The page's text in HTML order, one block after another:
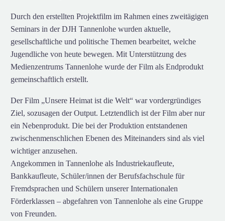
Durch den erstellten Projektfilm im Rahmen eines zweitägigen
Seminars in der DJH Tannenlohe wurden aktuelle,
gesellschaftliche und politische Themen bearbeitet, welche
Jugendliche von heute bewegen. Mit Unterstützung des
Medienzentrums Tannenlohe wurde der Film als Endprodukt
gemeinschaftlich erstellt.
Der Film „Unsere Heimat ist die Welt“ war vordergründiges
Ziel, sozusagen der Output. Letztendlich ist der Film aber nur
ein Nebenprodukt. Die bei der Produktion entstandenen
zwischenmenschlichen Ebenen des Miteinanders sind als viel
wichtiger anzusehen.
Angekommen in Tannenlohe als Industriekaufleute,
Bankkaufleute, Schüler/innen der Berufsfachschule für
Fremdsprachen und Schülern unserer Internationalen
Förderklassen – abgefahren von Tannenlohe als eine Gruppe
von Freunden.